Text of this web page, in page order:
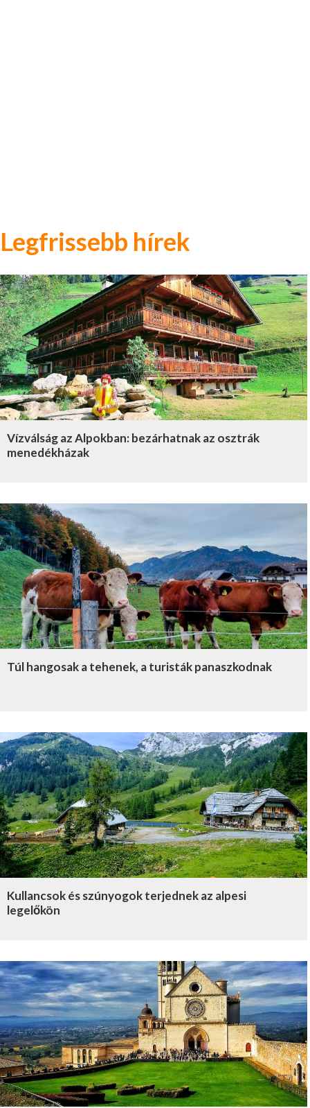
Legfrissebb hírek
Vízválság az Alpokban: bezárhatnak az osztrák
menedékházak
Túl hangosak a tehenek, a turisták panaszkodnak
Kullancsok és szúnyogok terjednek az alpesi
legelőkön